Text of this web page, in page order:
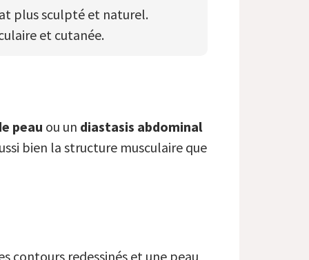
plus sculpté et naturel.
et cutanée.
peau ou un diastasis abdominal
bien la structure musculaire que
contours redessinés et une peau